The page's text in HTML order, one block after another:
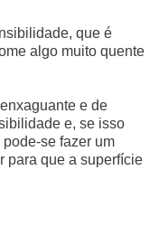
que é
algo muito quente
e de
e, se isso
se fazer um
para que a superfície